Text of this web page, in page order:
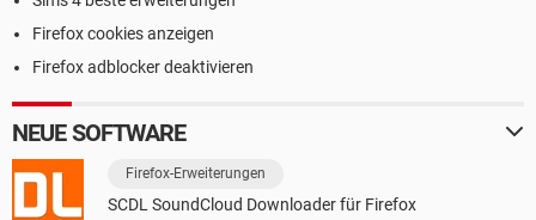
Firefox cookies anzeigen
Firefox adblocker deaktivieren
NEUE SOFTWARE
Firefox-Erweiterungen
SCDL SoundCloud Downloader für Firefox